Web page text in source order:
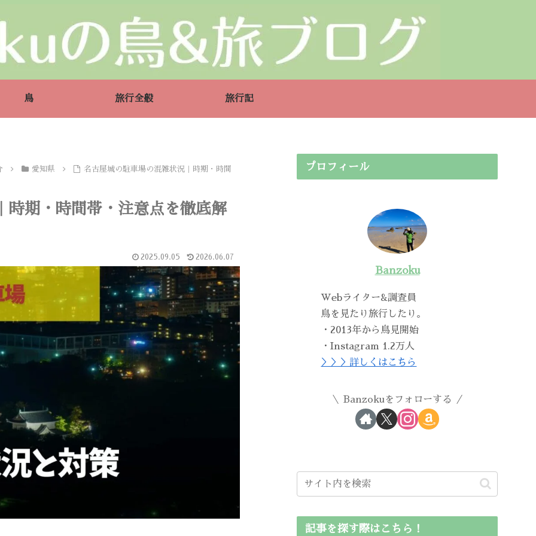
鳥 旅行全般 旅行記
愛知県 名古屋城の駐車場の混雑状況｜時期・時間
時期・時間帯・注意点を徹底解
2025.09.05 2026.06.07
プロフィール
Banzoku
Webライター&調査員
鳥を見たり旅行したり。
・2013年から鳥見開始
・Instagram 1.2万人
＞＞＞詳しくはこちら
Banzokuをフォローする
記事を探す際はこちら！